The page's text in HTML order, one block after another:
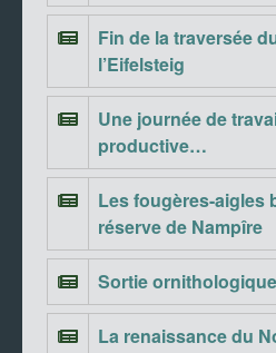
Fin de la traversée
l’Eifelsteig
Une journée de
productive…
Les fougères-aigles
réserve de Nampîre
Sortie
La renaissance du